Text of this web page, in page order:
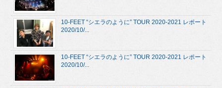
10-FEET “シエラのように” TOUR 2020-2021 レポート
2020/10/...
10-FEET “シエラのように” TOUR 2020-2021 レポート
2020/10/...